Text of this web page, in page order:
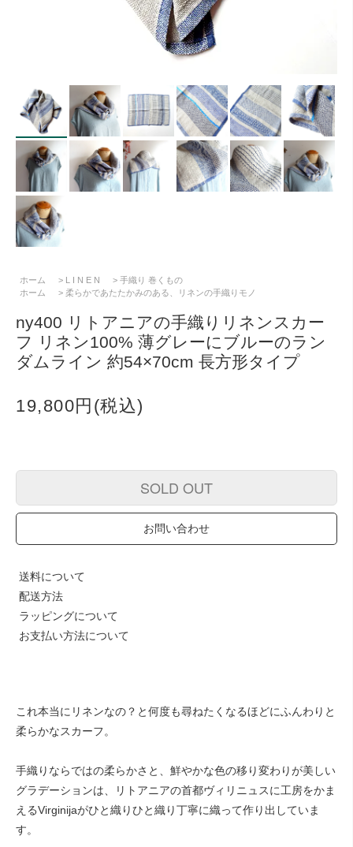
ホーム > L I N E N > 手織り 巻くもの
ホーム
> 柔らかであたたかみのある、リネンの手織りモノ
ny400 リトアニアの手織りリネンスカー
フ リネン100% 薄グレーにブルーのラン
ダムライン 約54×70cm 長方形タイプ
19,800円(税込)
SOLD OUT
お問い合わせ
送料について
配送方法
ラッピングについて
お支払い方法について
これ本当にリネンなの？と何度も尋ねたくなるほどにふんわりと
柔らかなスカーフ。
手織りならではの柔らかさと、鮮やかな色の移り変わりが美しい
グラデーションは、リトアニアの首都ヴィリニュスに工房をかま
えるVirginijaがひと織りひと織り丁寧に織って作り出していま
す。